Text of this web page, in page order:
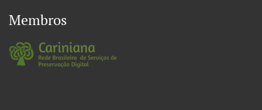
Membros